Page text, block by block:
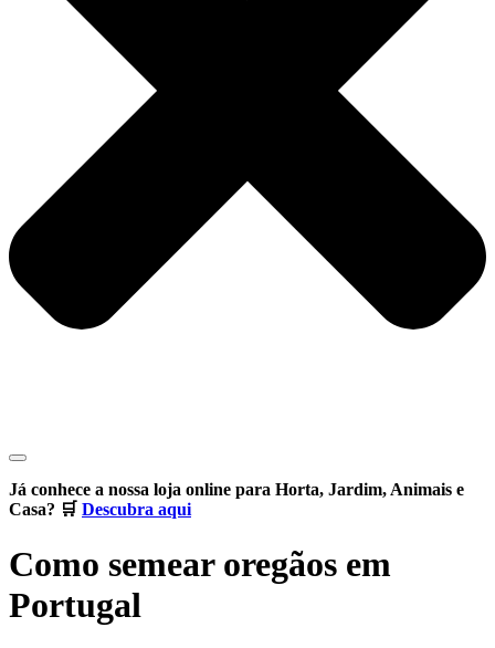
Já conhece a nossa loja online para Horta, Jardim, Animais e
Casa? 🛒 Descubra aqui
Como semear oregãos em
Portugal